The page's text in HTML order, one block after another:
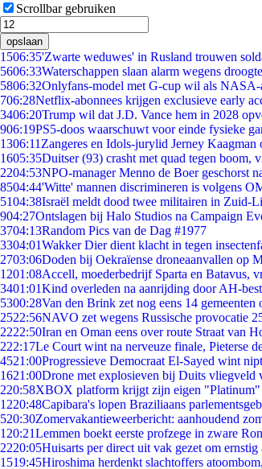
Scrollbar gebruiken
opslaan
1506:35'Zwarte weduwes' in Rusland trouwen
5606:33Waterschappen slaan alarm wegens
5806:32Onlyfans-model met G-cup wil als NASA-
706:28Netflix-abonnees krijgen exclusieve early
3406:20Trump wil dat J.D. Vance hem in 2028
906:19PS5-doos waarschuwt voor einde fysieke
1306:11 Zangeres en Idols-jurylid Jerney
1605:35Duitser (93) crasht met quad tegen boom,
2204:53NPO-manager Menno de Boer geschorst
8504:44'Witte' mannen discrimineren is volgens
5104:38Israël meldt dood twee militairen in Zuid-
904:27Ontslagen bij Halo Studios na Campaign
3704:13Random Pics van de Dag #1977
3304:01Wakker Dier dient klacht in tegen
2703:06Doden bij Oekraïense droneaanvallen op
1201:08Accell, moederbedrijf Sparta en Batavus,
3401:01Kind overleden na aanrijding door AH-
5300:28Van den Brink zet nog eens 14
2522:56NAVO zet wegens Russische provocatie
2222:50Iran en Oman eens over route Straat van
222:17Le Court wint na nerveuze finale, Pieterse
4521:00Progressieve Democraat El-Sayed wint
1621:00Drone met explosieven bij Duits vliegveld
220:58XBOX platform krijgt zijn eigen "Platinum"
1220:48Capibara's lopen Braziliaans
520:30Zomervakantieweerbericht: aanhoudend
1 20:21Lemmen boekt eerste profzege in zware
2220:05Huisarts per direct uit vak gezet om
1519:45Hiroshima herdenkt slachtoffers